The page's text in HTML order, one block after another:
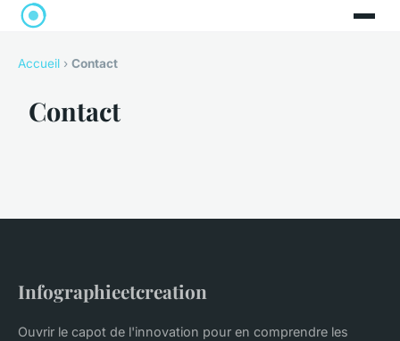
Accueil › Contact
Contact
Infographieetcreation
Ouvrir le capot de l'innovation pour en comprendre les